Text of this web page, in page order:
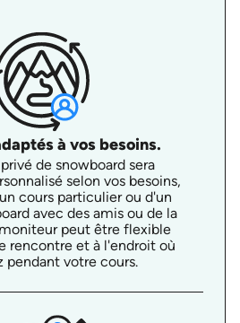
à vos besoins.
de snowboard sera
selon vos besoins,
cours particulier ou d'un
avec des amis ou de la
peut être flexible
rencontre et à l'endroit où
pendant votre cours.